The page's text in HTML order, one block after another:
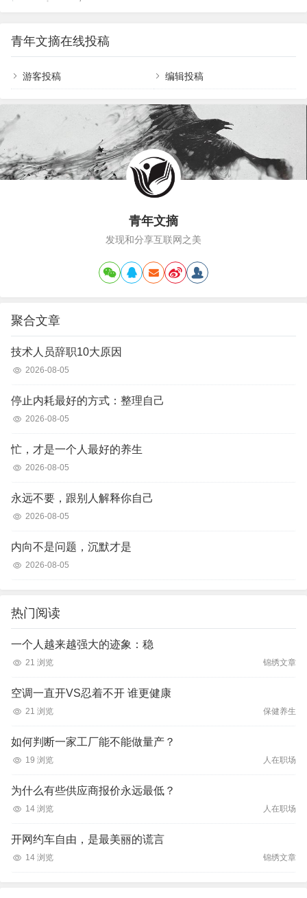
果你接受这个折扣，他提出未来双方可能有长期盈
利机会，但目前还不能作任何承诺。你该和他成交
吗？任…
的影响力会更大。我提高工作效率的方法，总结起
来有三个方面：注重“循环”，每天从总结开始，到计
划结束，让工作计划成为一种习惯；要事第一，每
天把三件最重要的事情做好就足够；做笔记：好记
重要的是建立一个好的工作习惯，来…
青年文摘在线投稿
游客投稿 编辑投稿
青年文摘
发现和分享互联网之美
聚合文章
技术人员辞职10大原因
2026-08-05
停止内耗最好的方式：整理自己
2026-08-05
忙，才是一个人最好的养生
2026-08-05
永远不要，跟别人解释你自己
2026-08-05
内向不是问题，沉默才是
2026-08-05
热门阅读
一个人越来越强大的迹象：稳
21 浏览 锦绣文章
空调一直开VS忍着不开 谁更健康
21 浏览 保健养生
如何判断一家工厂能不能做量产？
19 浏览 人在职场
为什么有些供应商报价永远最低？
14 浏览 人在职场
开网约车自由，是最美丽的谎言
14 浏览 锦绣文章